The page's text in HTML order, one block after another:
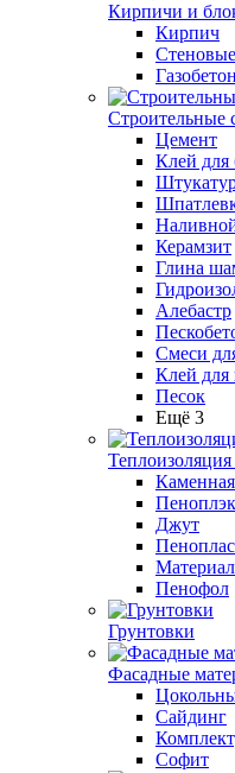
Кирпичи и
Кирпич
Строительные
Цемент
Клей для
Керамзит
Глина
Алебастр
Смеси
Клей для
Песок
Ещё 3
Каменная
Джут
Пенофол
Грунтовки
Фасадные
Сайдинг
Софит